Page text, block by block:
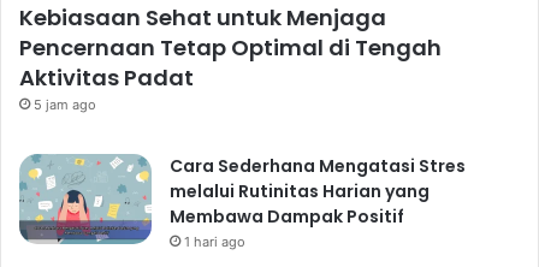
Kebiasaan Sehat untuk Menjaga
Pencernaan Tetap Optimal di Tengah
Aktivitas Padat
5 jam ago
Cara Sederhana Mengatasi Stres
melalui Rutinitas Harian yang
Membawa Dampak Positif
1 hari ago